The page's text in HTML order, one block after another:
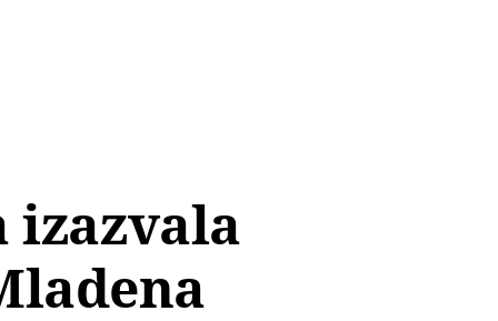
izazvala